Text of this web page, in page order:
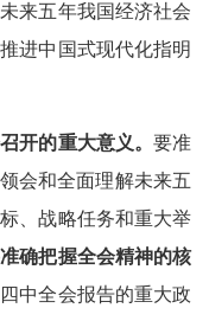
来五年我国经济社会
进中国式现代化指明
开的重大意义。 要准
会和全面理解未来五
、战略任务和重大举
确把握全会精神的核
中全会报告的重大政